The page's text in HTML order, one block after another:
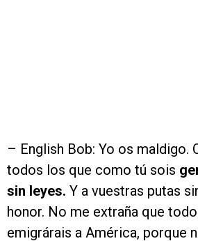
– English Bob: Yo os maldigo.
todos los que como tú sois
sin leyes. Y a vuestras putas
honor. No me extraña que
emigrárais a América, porque